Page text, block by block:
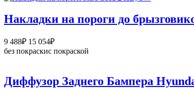
72
Накладки на пороги до
9 488₽ 15 054₽Диапазон
цен:
15
без покраскис покраской
Диффузор Заднего Бампера